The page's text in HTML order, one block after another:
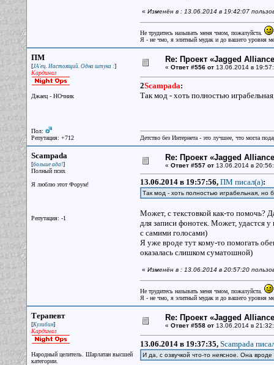
« Изменён в : 13.06.2014 в 19:42:07
Не трудитесь называть меня чмом, пожалуйста.
Я - не чмо, я элитный мудак и до вашего уровня
ПМ
[JA'ец. Настоящий. Одна штука :]
Кардинал
Джаец - НОчник
Пол:
Репутация: +712
Re: Проект «Jagged
« Ответ #556 от13.06.2014 в
2Scampada:
Так мод - хоть полностью
Детство без Интернета - это лучшее, что могла
Scampada
[больше ада!]
Полный псих
Я люблю этот Форум!
Репутация: -1
Re: Проект «Jagged
« Ответ #557 от13.06.2014 в
13.06.2014 в 19:57:56, ПМ писал(a):
Так мод - хоть полностью играбельная, но
Может, с текстовкой как-то помочь?
для записи фонотек. Может, удастся
с самими голосами)
Я уже вроде тут кому-то помогать
оказалась слишком суматошной)
« Изменён в : 13.06.2014 в 20:57:20
Не трудитесь называть меня чмом, пожалуйста.
Я - не чмо, я элитный мудак и до вашего уровня
Терапевт
[Кулибин]
Кардинал
Народный целитель. Шарлатан высшей
категории.
Re: Проект «Jagged
« Ответ #558 от13.06.2014 в
13.06.2014 в 19:37:35, Scampada
И да, с озвучкой что-то неясное. Она